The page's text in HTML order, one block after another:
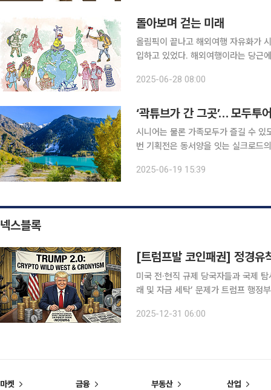
돌아보며 걷는 미래
올림픽이 끝나고 해외여행 자유화가
입하고 있었다. 해외여행이라는 당근
일이지만 보고 먹고 자는 모든 것이
2025-06-28 08:00
‘곽튜브가 간 그곳’… 모두투
시니어는 물론 가족모두가 즐길 수 있
번 기획전은 동서양을 잇는 실크로드
구성했다. 한 나라만 집중적으로 둘러
2025-06-19 15:39
넥스블록
미국 전·현직 규제 당국자들과 국제
래 및 자금 세탁’ 문제가 트럼프 행정
가상자산 업계의 자금 결속이 강화되
2025-12-31 06:00
마켓 금융 부동산 산업